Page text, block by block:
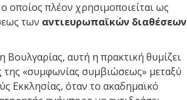
οποίος πλέον χρησιμοποιείται ως
των αντιευρωπαϊκών διαθέσεων
αυτή η πρακτική θυμίζει
της «συμφωνίας συμβιώσεως» μεταξύ
Εκκλησίας, όταν το ακαδημαϊκό